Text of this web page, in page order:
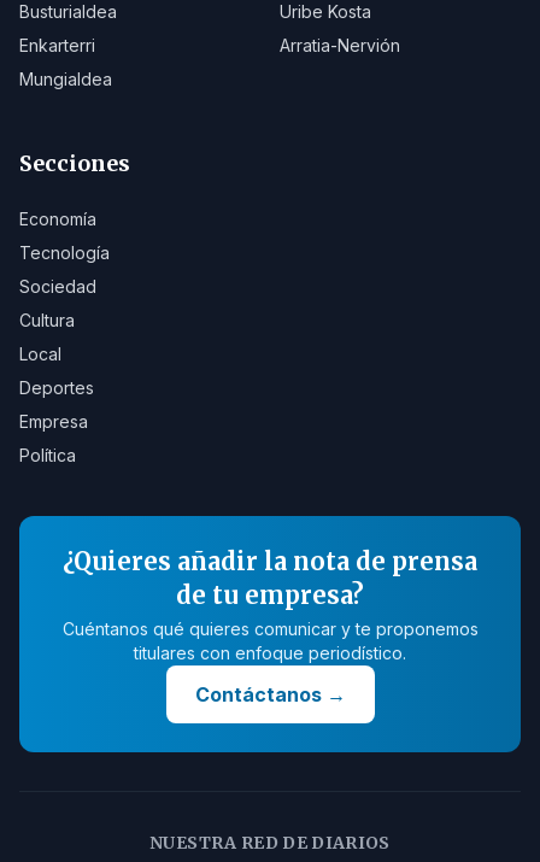
Busturialdea
Uribe Kosta
Enkarterri
Arratia-Nervión
Mungialdea
Secciones
Economía
Tecnología
Sociedad
Cultura
Local
Deportes
Empresa
Política
¿Quieres añadir la nota de prensa
de tu empresa?
Cuéntanos qué quieres comunicar y te proponemos
titulares con enfoque periodístico.
Contáctanos→
NUESTRA RED DE DIARIOS